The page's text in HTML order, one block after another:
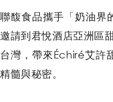
聯馥食品攜手「奶油界
邀請到君悅酒店亞洲區
台灣，帶來Échiré艾許
精髓與秘密。